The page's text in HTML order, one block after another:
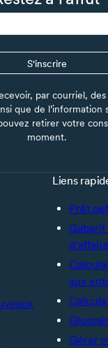
S'inscrire
par courriel, des
que de l’information
retirer votre
moment.
Liens
Prêt
Gabarit
aux
Gérer